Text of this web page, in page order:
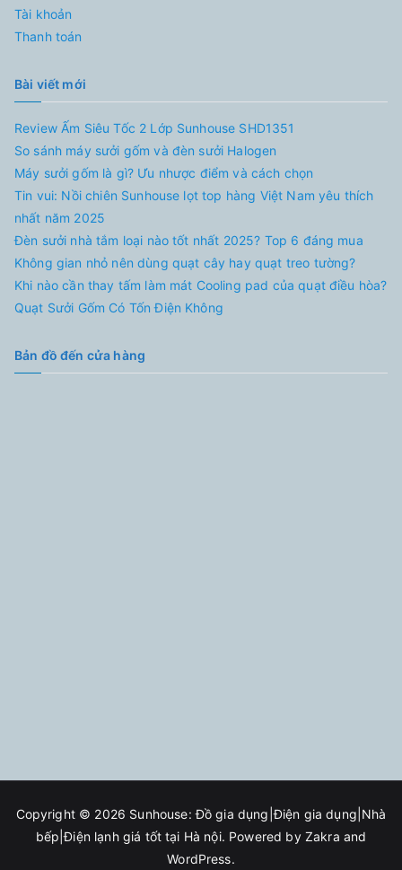
Tài khoản
Thanh toán
Bài viết mới
Review Ấm Siêu Tốc 2 Lớp Sunhouse SHD1351
So sánh máy sưởi gốm và đèn sưởi Halogen
Máy sưởi gốm là gì? Ưu nhược điểm và cách chọn
Tin vui: Nồi chiên Sunhouse lọt top hàng Việt Nam yêu thích
nhất năm 2025
Đèn sưởi nhà tắm loại nào tốt nhất 2025? Top 6 đáng mua
Không gian nhỏ nên dùng quạt cây hay quạt treo tường?
Khi nào cần thay tấm làm mát Cooling pad của quạt điều hòa?
Quạt Sưởi Gốm Có Tốn Điện Không
Bản đồ đến cửa hàng
Copyright © 2026 Sunhouse: Đồ gia dụng|Điện gia dụng|Nhà
bếp|Điện lạnh giá tốt tại Hà nội. Powered by Zakra and
WordPress.